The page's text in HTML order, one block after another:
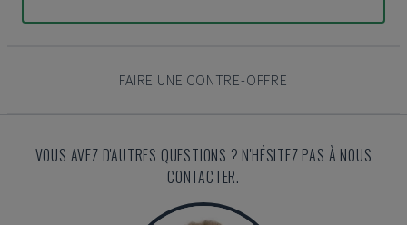
FAIRE UNE CONTRE-OFFRE
VOUS AVEZ D'AUTRES QUESTIONS ? N'HÉSITEZ PAS À NOUS
CONTACTER.